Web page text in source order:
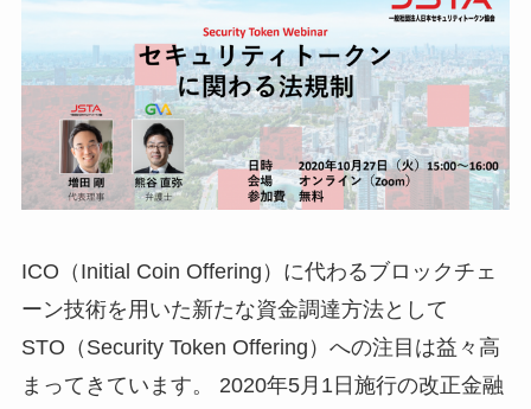
ICO（Initial Coin Offering）に代わるブロックチェ
ーン技術を用いた新たな資金調達方法として
STO（Security Token Offering）への注目は益々高
まってきています。 2020年5月1日施行の改正金融